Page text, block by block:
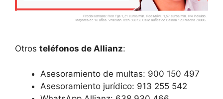
Otros teléfonos de Allianz:
Asesoramiento de multas: 900 150 497
Asesoramiento jurídico: 913 255 542